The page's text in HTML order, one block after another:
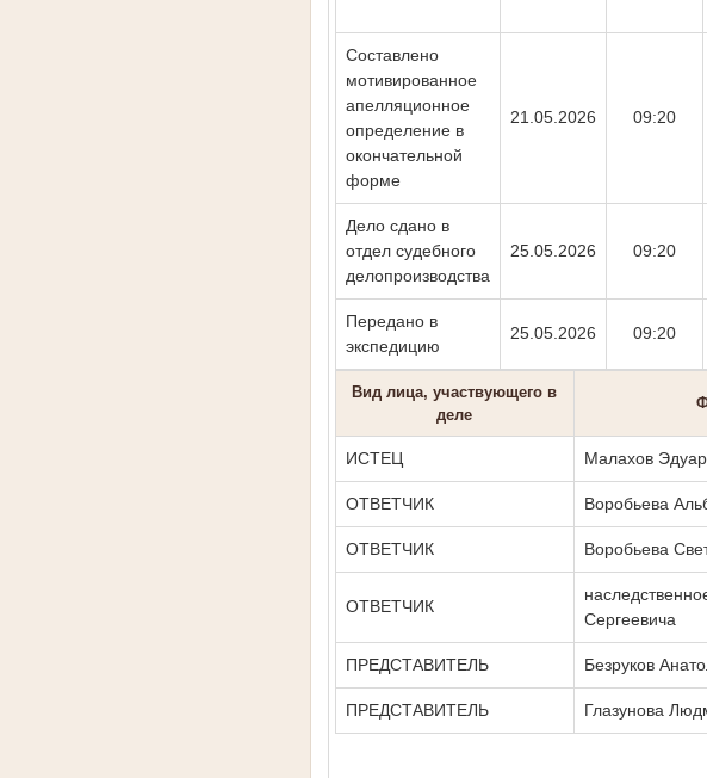
Составлено
мотивированное
апелляционное
определение в
окончательной
форме
21.05.2026 09:20
Дело сдано в
отдел судебного
делопроизводства
25.05.2026 09:20
Передано в
экспедицию
25.05.2026 09:20
Вид лица, участвующего в
деле
ИСТЕЦ Малахов
ОТВЕТЧИК Воробьева
ОТВЕТЧИК Воробьева
ОТВЕТЧИК
Сергеевича
ПРЕДСТАВИТЕЛЬ Безруков
ПРЕДСТАВИТЕЛЬ Глазунова